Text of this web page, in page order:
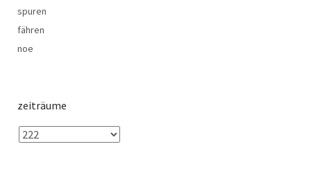
spuren
fähren
noe
zeiträume